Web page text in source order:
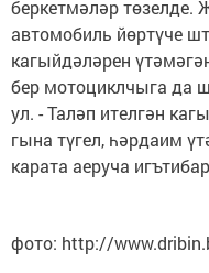
беркетмәләр төзелде.
автомобиль йөртүче
кагыйдәләрен
бер мотоциклчыга да
ул. - Таләп ителгән
гына түгел, һәрдаим
карата аеруча
фото: http://